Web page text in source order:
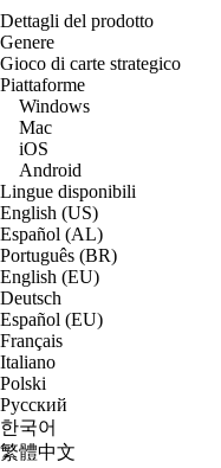
Dettagli del prodotto
Genere
Gioco di carte strategico
Piattaforme
Windows
Mac
iOS
Android
Lingue disponibili
English (US)
Español (AL)
Português (BR)
English (EU)
Deutsch
Español (EU)
Français
Italiano
Polski
Русский
한국어
繁體中文